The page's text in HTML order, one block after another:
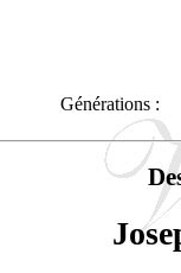
Générations :